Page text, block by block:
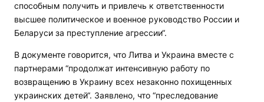
способным получить и привлечь к ответственности
высшее политическое и военное руководство России и
Беларуси за преступление агрессии“.
В документе говорится, что Литва и Украина вместе с
партнерами “продолжат интенсивную работу по
возвращению в Украину всех незаконно похищенных
украинских детей“. Заявлено, что “преследование